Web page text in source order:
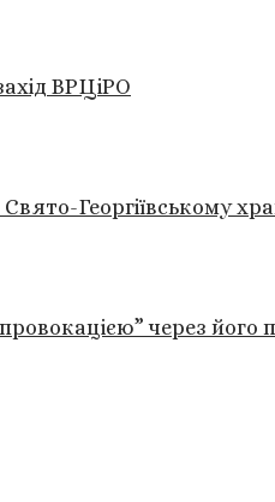
ВРЦіРО
Георгіївському
через